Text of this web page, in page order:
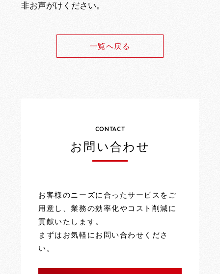
非お声がけください。
一覧へ戻る
CONTACT
お問い合わせ
お客様のニーズに合ったサービスをご
用意し、業務の効率化やコスト削減に
貢献いたします。
まずはお気軽にお問い合わせくださ
い。